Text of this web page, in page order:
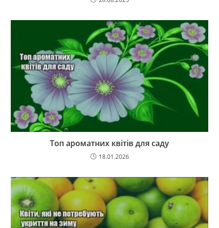
Топ ароматних квітів для саду
18.01.2026